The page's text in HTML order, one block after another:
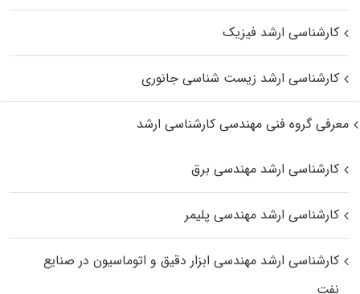
کارشناسی ارشد فیزیک
کارشناسی ارشد زیست‌ شناسی جانوری
معرفی گروه فنی مهندسی کارشناسی ارشد
کارشناسی ارشد مهندسی برق
کارشناسی ارشد مهندسی پلیمر
کارشناسی ارشد مهندسی ابزار دقیق و اتوماسیون در صنایع
نفت